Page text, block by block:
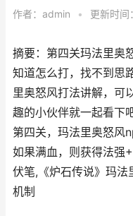
作者： admin • 更新时
摘要：第四关玛法里奥
知道怎么打，找不到思
里奥怒风打法讲解，可
趣的小伙伴就一起看下
第四关，玛法里奥怒风
如果满血，则获得法强
伏笔,《炉石传说》玛法
机制